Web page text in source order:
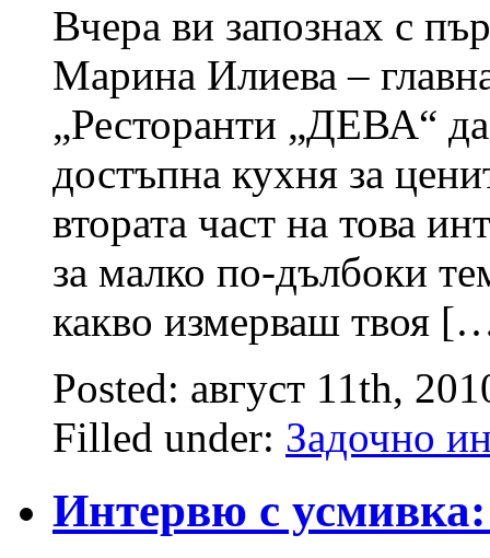
Вчера ви запознах с
Марина Илиева –
„Ресторанти „ДЕВА“
достъпна кухня за
втората част на това
за малко по-
какво измерваш твоя
Posted: август 11th,
Filled under: Задочно
Интeрвю с